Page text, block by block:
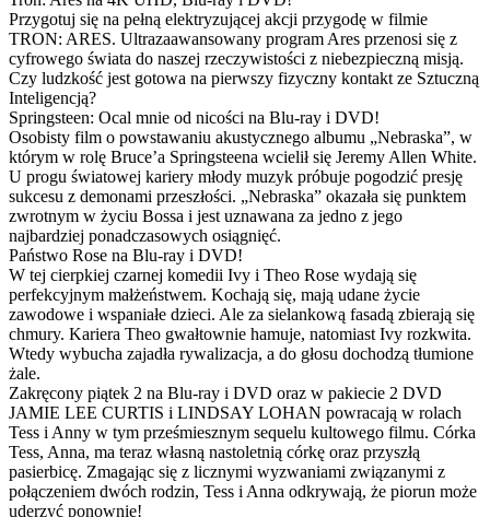
Przygotuj się na pełną elektryzującej akcji przygodę w filmie
TRON: ARES. Ultrazaawansowany program Ares przenosi się z
cyfrowego świata do naszej rzeczywistości z niebezpieczną misją.
Czy ludzkość jest gotowa na pierwszy fizyczny kontakt ze Sztuczną
Inteligencją?
Springsteen: Ocal mnie od nicości na Blu-ray i DVD!
Osobisty film o powstawaniu akustycznego albumu „Nebraska”, w
którym w rolę Bruce’a Springsteena wcielił się Jeremy Allen White.
U progu światowej kariery młody muzyk próbuje pogodzić presję
sukcesu z demonami przeszłości. „Nebraska” okazała się punktem
zwrotnym w życiu Bossa i jest uznawana za jedno z jego
najbardziej ponadczasowych osiągnięć.
Państwo Rose na Blu-ray i DVD!
W tej cierpkiej czarnej komedii Ivy i Theo Rose wydają się
perfekcyjnym małżeństwem. Kochają się, mają udane życie
zawodowe i wspaniałe dzieci. Ale za sielankową fasadą zbierają się
chmury. Kariera Theo gwałtownie hamuje, natomiast Ivy rozkwita.
Wtedy wybucha zajadła rywalizacja, a do głosu dochodzą tłumione
żale.
Zakręcony piątek 2 na Blu-ray i DVD oraz w pakiecie 2 DVD
JAMIE LEE CURTIS i LINDSAY LOHAN powracają w rolach
Tess i Anny w tym prześmiesznym sequelu kultowego filmu. Córka
Tess, Anna, ma teraz własną nastoletnią córkę oraz przyszłą
pasierbicę. Zmagając się z licznymi wyzwaniami związanymi z
połączeniem dwóch rodzin, Tess i Anna odkrywają, że piorun może
uderzyć ponownie!